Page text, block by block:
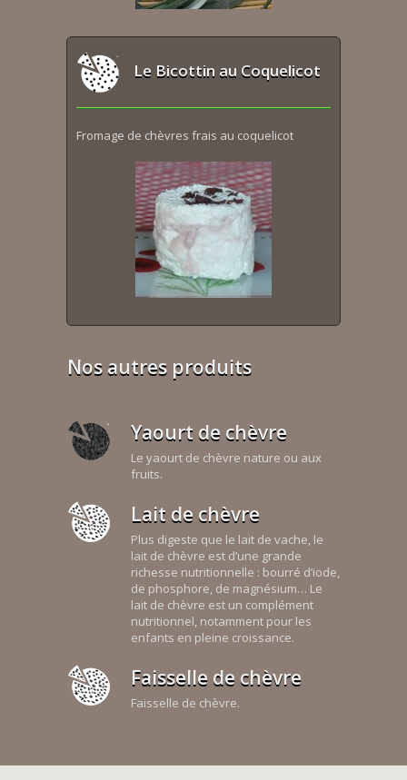
Le Bicottin au Coquelicot
Fromage de chèvres frais au coquelicot
Nos autres produits
Yaourt de chèvre
Le yaourt de chèvre nature ou aux
fruits.
Lait de chèvre
Plus digeste que le lait de vache, le
lait de chèvre est d’une grande
richesse nutritionnelle : bourré d’iode,
de phosphore, de magnésium… Le
lait de chèvre est un complément
nutritionnel, notamment pour les
enfants en pleine croissance.
Faisselle de chèvre
Faisselle de chèvre.